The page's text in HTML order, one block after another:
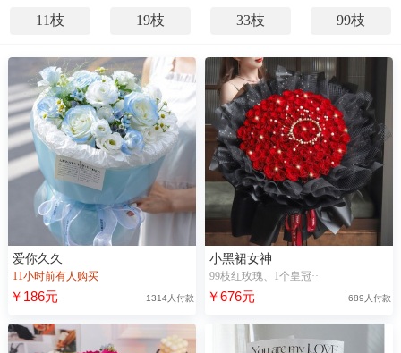
11枝 19枝 33枝 99枝
爱你久久
11小时前有人购买
￥186元 1314人付款
小黑裙女神
99枝红玫瑰、1个皇冠··
￥676元 689人付款